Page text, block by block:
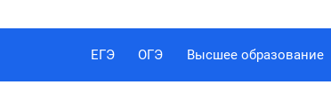
ЕГЭ ОГЭ Высшее образование